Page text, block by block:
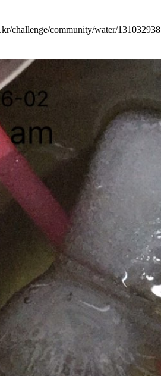
challenge/community/water/131032938